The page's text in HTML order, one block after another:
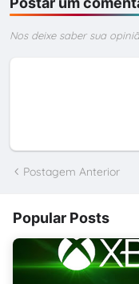
Nos deixe saber sua
Postagem Anterior
Popular Posts